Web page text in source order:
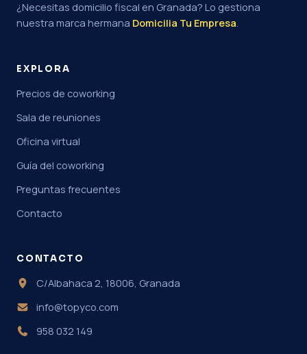
¿Necesitas domicilio fiscal en Granada? Lo gestiona
nuestra marca hermana Domicilia Tu Empresa.
EXPLORA
Precios de coworking
Sala de reuniones
Oficina virtual
Guía del coworking
Preguntas frecuentes
Contacto
CONTACTO
C/Albahaca 2, 18006, Granada
info@topyco.com
958 032 149